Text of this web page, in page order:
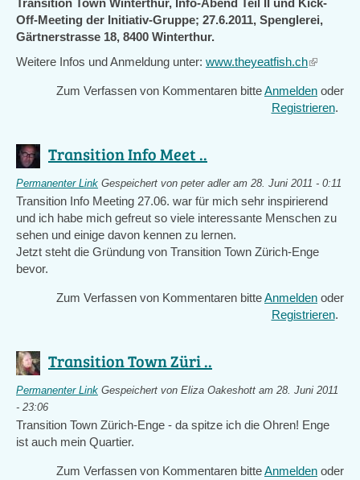
Transition Town Winterthur, Info-Abend Teil II und Kick-
Off-Meeting der Initiativ-Gruppe; 27.6.2011, Spenglerei,
Gärtnerstrasse 18, 8400 Winterthur.
Weitere Infos und Anmeldung unter: www.theyeatfish.ch(link
external)
Zum Verfassen von Kommentaren bitteAnmelden oder
Registrieren.
Transition Info Meet ..
Permanenter Link Gespeichert von peter adleram 28. Juni 2011 - 0:11
Transition Info Meeting 27.06. war für mich sehr inspirierend
und ich habe mich gefreut so viele interessante Menschen zu
sehen und einige davon kennen zu lernen.
Jetzt steht die Gründung von Transition Town Zürich-Enge
bevor.
Zum Verfassen von Kommentaren bitteAnmelden oder
Registrieren.
Transition Town Züri ..
Permanenter Link Gespeichert von Eliza Oakeshott am 28. Juni 2011
- 23:06
Transition Town Zürich-Enge - da spitze ich die Ohren! Enge
ist auch mein Quartier.
Zum Verfassen von Kommentaren bitteAnmelden oder